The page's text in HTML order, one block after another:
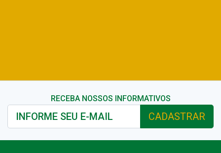
RECEBA NOSSOS INFORMATIVOS
CADASTRAR